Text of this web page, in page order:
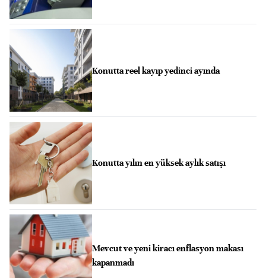
Konutta reel kayıp yedinci ayında
Konutta yılın en yüksek aylık satışı
Mevcut ve yeni kiracı enflasyon makası
kapanmadı